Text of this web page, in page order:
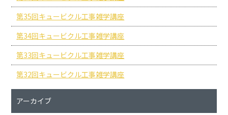
第35回キュービクル工事雑学講座
第34回キュービクル工事雑学講座
第33回キュービクル工事雑学講座
第32回キュービクル工事雑学講座
アーカイブ